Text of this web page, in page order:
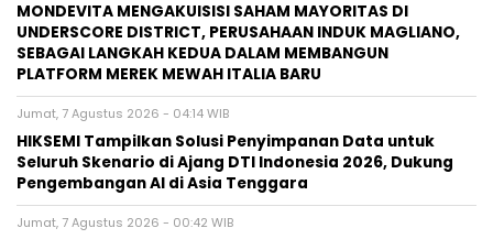
MONDEVITA MENGAKUISISI SAHAM MAYORITAS DI
UNDERSCORE DISTRICT, PERUSAHAAN INDUK MAGLIANO,
SEBAGAI LANGKAH KEDUA DALAM MEMBANGUN
PLATFORM MEREK MEWAH ITALIA BARU
Jumat, 7 Agustus 2026 - 04:14 WIB
HIKSEMI Tampilkan Solusi Penyimpanan Data untuk
Seluruh Skenario di Ajang DTI Indonesia 2026, Dukung
Pengembangan AI di Asia Tenggara
Jumat, 7 Agustus 2026 - 00:42 WIB